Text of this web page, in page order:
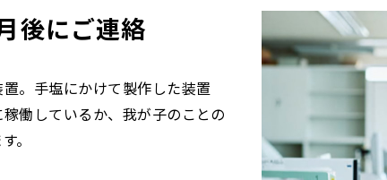
後にご連絡
。手塩にかけて製作した装置
働しているか、我が子のことの
。